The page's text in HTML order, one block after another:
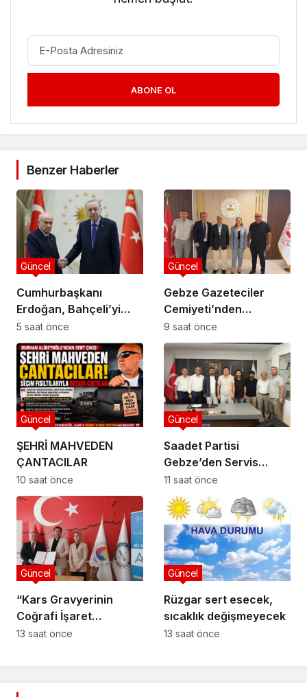
ABONE OL
Benzer Haberler
Cumhurbaşkanı
Erdoğan, Bahçeli’yi
Külliye’de kabul etti
Güncel
5 saat önce
Gebze Gazeteciler
Cemiyeti’nden
Kaymakam Özyiğit’e
Ziyaret
Güncel
9 saat önce
ŞEHRİ MAHVEDEN
ÇANTACILAR
Güncel
10 saat önce
Saadet Partisi
Gebze’den Servis
Esnafına Destek
Ziyareti: “Sektörde
Adalet Sağlanmalı”
Güncel
11 saat önce
“Kars Gravyerinin
Coğrafi İşaret
Niteliğinin
Güncel
13 saat önce
Rüzgar sert esecek,
sıcaklık değişmeyecek
Güncel
13 saat önce